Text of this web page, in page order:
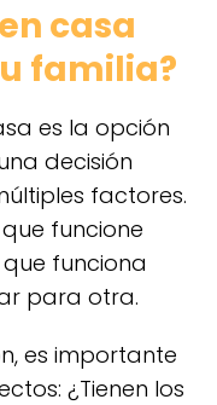
casa
familia?
es la opción
decisión
factores.
funcione
funciona
para otra.
es importante
¿Tienen los